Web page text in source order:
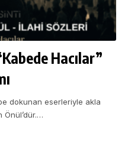
Hacılar”
dokunan eserleriyle akla